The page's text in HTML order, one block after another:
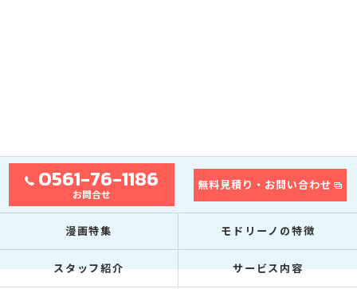
0561-76-1186
お問合せ
無料見積り・お問い合わせ
漫画特集 モドリーノの特徴
スタッフ紹介 サービス内容